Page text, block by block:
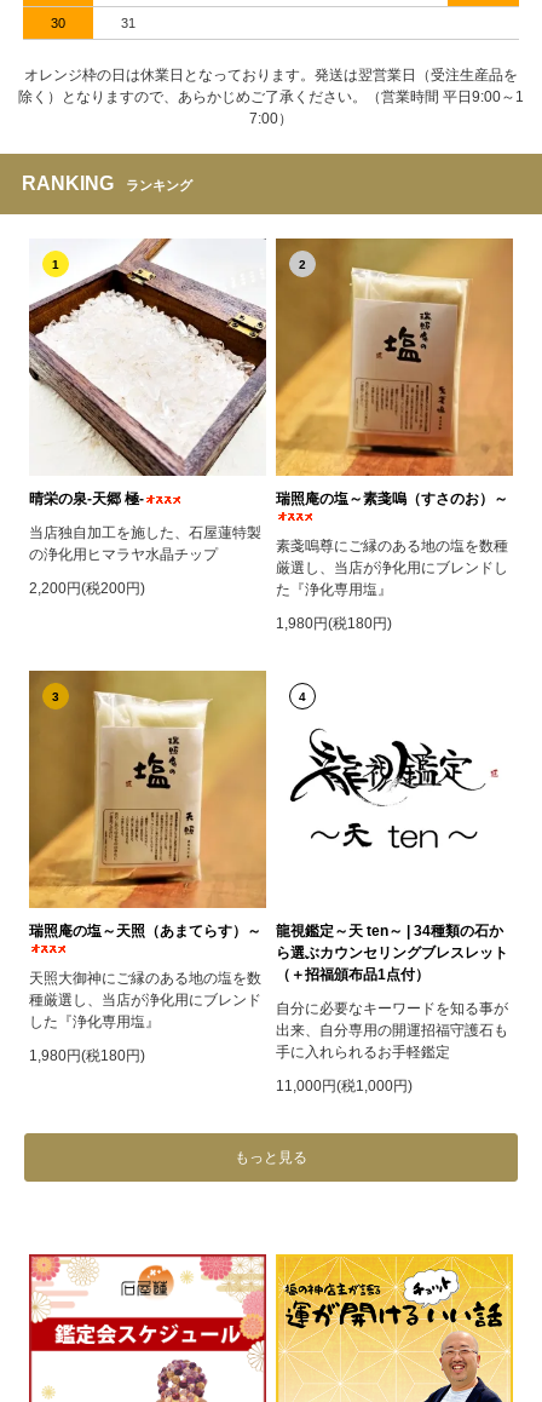
30 31
オレンジ枠の日は休業日となっております。発送は翌営業日（受注生産品を
除く）となりますので、あらかじめご了承ください。（営業時間 平日9:00～1
7:00）
RANKING ランキング
1
晴栄の泉‐天郷 極‐
当店独自加工を施した、石屋蓮特製
の浄化用ヒマラヤ水晶チップ
2,200円(税200円)
2
瑞照庵の塩～素戔嗚（すさのお）～
素戔嗚尊にご縁のある地の塩を数種
厳選し、当店が浄化用にブレンドし
た『浄化専用塩』
1,980円(税180円)
3
瑞照庵の塩～天照（あまてらす）～
天照大御神にご縁のある地の塩を数
種厳選し、当店が浄化用にブレンド
した『浄化専用塩』
1,980円(税180円)
4
龍視鑑定～天 ten～ | 34種類の石か
ら選ぶカウンセリングブレスレット
（＋招福頒布品1点付）
自分に必要なキーワードを知る事が
出来、自分専用の開運招福守護石も
手に入れられるお手軽鑑定
11,000円(税1,000円)
もっと見る